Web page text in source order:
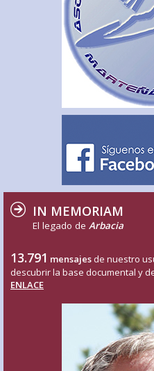
IN MEMORIAM
El legado de Arbacia
13.791 mensajes de nuestro
descubrir la base documental y
ENLACE